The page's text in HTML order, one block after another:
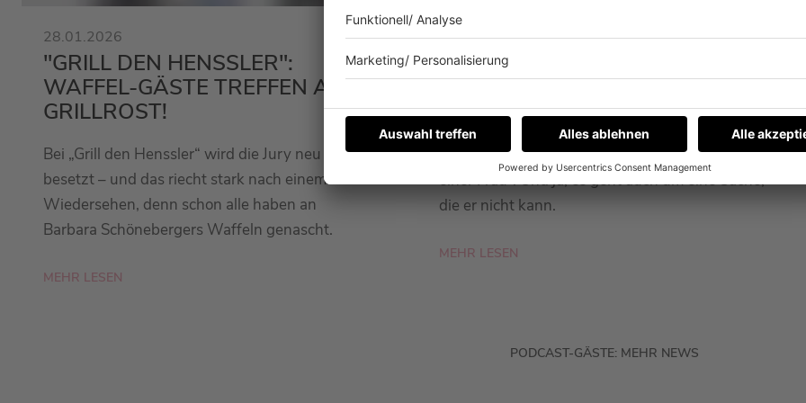
28.01.2026
"GRILL DEN HENSSLER":
WAFFEL-GÄSTE TREFFEN AUF
GRILLROST!
Bei „Grill den Henssler“ wird die Jury neu
besetzt – und das riecht stark nach einem
Wiedersehen, denn schon alle haben an
Barbara Schönebergers Waffeln genascht.
MEHR LESEN
26.01.2026
WAS KANN FYNN KLIEMANN
EIGENTLICH NICHT?
Fynn Kliemann war zu Gast bei Barbara
Schöneberger im Podcast „Mit den Waffeln
einer Frau“. Und ja, es geht auch um eine Sache,
die er nicht kann.
MEHR LESEN
PODCAST-GÄSTE: MEHR NEWS